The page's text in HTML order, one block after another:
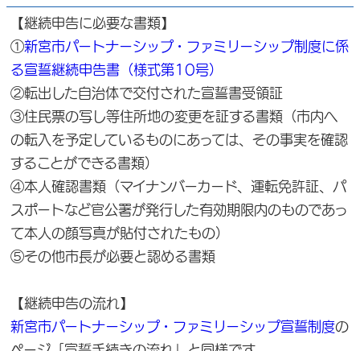
【継続申告に必要な書類】
①新宮市パートナーシップ・ファミリーシップ制度に係
る宣誓継続申告書（様式第10号）
②転出した自治体で交付された宣誓書受領証
③住民票の写し等住所地の変更を証する書類（市内へ
の転入を予定しているものにあっては、その事実を確認
することができる書類）
④本人確認書類（マイナンバーカード、運転免許証、パ
スポートなど官公署が発行した有効期限内のものであっ
て本人の顔写真が貼付されたもの）
⑤その他市長が必要と認める書類
【継続申告の流れ】
新宮市パートナーシップ・ファミリーシップ宣誓制度の